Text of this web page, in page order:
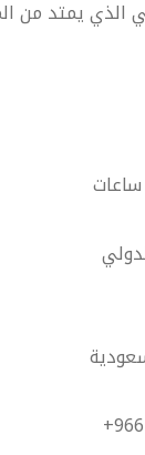
الذي يمتد من